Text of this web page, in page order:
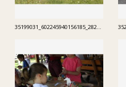
35199031_602245940156185_2822384208914153472_n.jpg